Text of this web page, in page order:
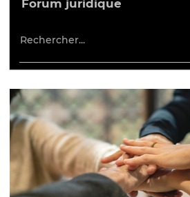
Forum juridique